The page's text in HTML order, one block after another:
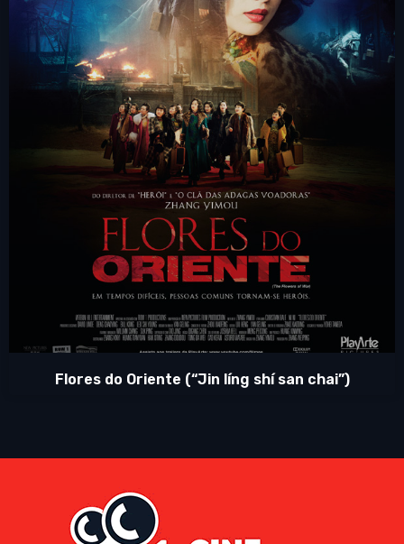
Flores do Oriente (“Jin líng shí san chai”)